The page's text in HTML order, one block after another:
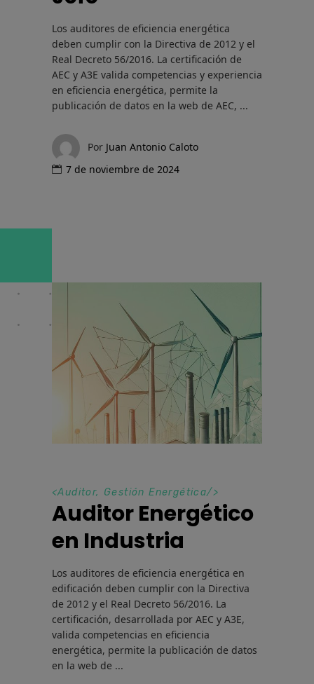
Los auditores de eficiencia energética
deben cumplir con la Directiva de 2012 y el
Real Decreto 56/2016. La certificación de
AEC y A3E valida competencias y experiencia
en eficiencia energética, permite la
publicación de datos en la web de AEC,
Por Juan Antonio Caloto
7 de noviembre de 2024
<Auditor, Gestión Energética/>
Auditor Energético
en Industria
Los auditores de eficiencia energética en
edificación deben cumplir con la Directiva
de 2012 y el Real Decreto 56/2016. La
certificación, desarrollada por AEC y A3E,
valida competencias en eficiencia
energética, permite la publicación de datos
en la web de